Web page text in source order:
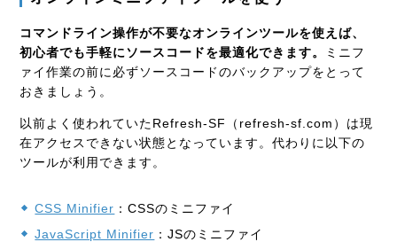
コマンドライン操作が不要なオンラインツールを使えば、
初心者でも手軽にソースコードを最適化できます。
ミニフ
ァイ作業の前に必ずソースコードのバックアップをとって
おきましょう。
以前よく使われていたRefresh-SF（refresh-sf.com）は現
在アクセスできない状態となっています。代わりに以下の
ツールが利用できます。
CSS Minifier ：CSSのミニファイ
JavaScript Minifier ：JSのミニファイ